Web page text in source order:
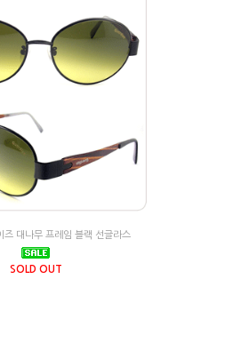
대나무 프레임 블랙 선글라스
SOLD OUT